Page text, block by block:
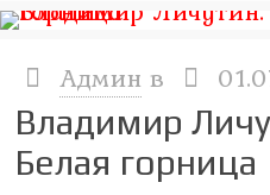
Админ в
Владимир
Белая горница